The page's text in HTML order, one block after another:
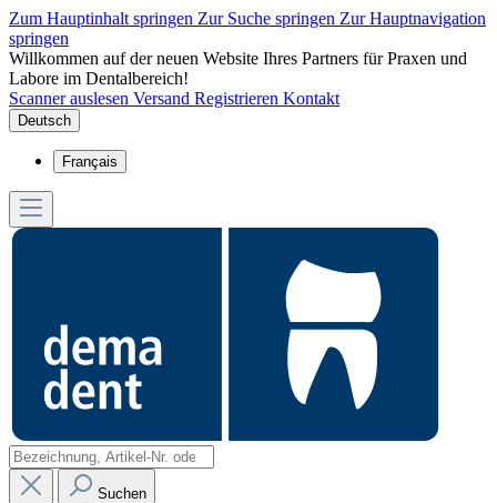
Zum Hauptinhalt springen Zur Suche springen Zur Hauptnavigation
springen
Willkommen auf der neuen Website Ihres Partners für Praxen und
Labore im Dentalbereich!
Scanner auslesen Versand Registrieren Kontakt
Deutsch
Français
Suchen